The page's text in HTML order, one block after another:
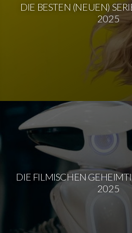
DIE BESTEN (NEUEN)
2025
DIE FILMISCHEN
2025